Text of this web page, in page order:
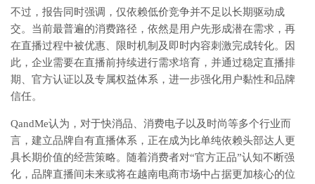
不过，报告同时强调，仅依赖低价竞争并不足以长期驱动成
交。当前最普遍的消费路径，依然是用户先形成潜在需求，再
在直播过程中被优惠、限时机制及即时内容刺激完成转化。因
此，企业需要在直播前持续进行需求培育，并通过稳定直播排
期、官方认证以及专属权益体系，进一步强化用户黏性和品牌
信任。
QandMe认为，对于快消品、消费电子以及时尚等多个行业而
言，建立品牌自有直播体系，正在成为比单纯依赖头部达人更
具长期价值的经营策略。随着消费者对“官方正品”认知不断强
化，品牌直播间未来或将在越南电商市场中占据更加核心的位